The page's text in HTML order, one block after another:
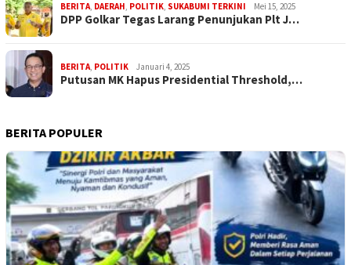
BERITA, DAERAH, POLITIK, SUKABUMI TERKINI Mei 15, 2025
DPP Golkar Tegas Larang Penunjukan Plt J…
BERITA, POLITIK Januari 4, 2025
Putusan MK Hapus Presidential Threshold,…
BERITA POPULER